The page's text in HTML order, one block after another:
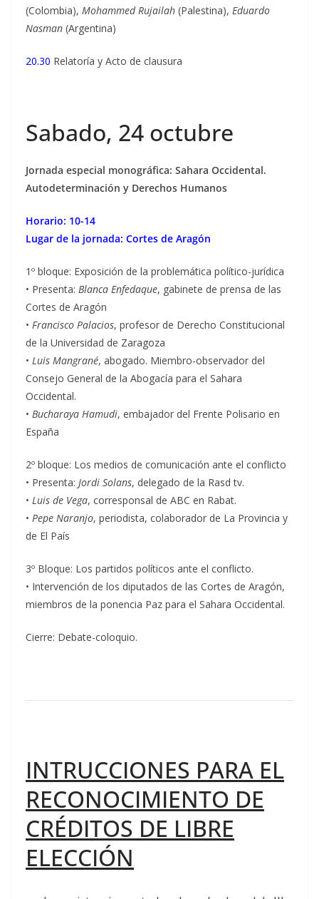
(Colombia), Mohammed Rujailah (Palestina), Eduardo
Nasman (Argentina)
20.30 Relatoría y Acto de clausura
Sabado, 24 octubre
Jornada especial monográfica: Sahara Occidental.
Autodeterminación y Derechos Humanos
Horario: 10-14
Lugar de la jornada: Cortes de Aragón
1º bloque: Exposición de la problemática político-jurídica
• Presenta: Blanca Enfedaque, gabinete de prensa de las
Cortes de Aragón
• Francisco Palacios, profesor de Derecho Constitucional
de la Universidad de Zaragoza
• Luis Mangrané, abogado. Miembro-observador del
Consejo General de la Abogacía para el Sahara
Occidental.
• Bucharaya Hamudi, embajador del Frente Polisario en
España
2º bloque: Los medios de comunicación ante el conflicto
• Presenta: Jordi Solans, delegado de la Rasd tv.
• Luis de Vega, corresponsal de ABC en Rabat.
• Pepe Naranjo, periodista, colaborador de La Provincia y
de El País
3º Bloque: Los partidos políticos ante el conflicto.
• Intervención de los diputados de las Cortes de Aragón,
miembros de la ponencia Paz para el Sahara Occidental.
Cierre: Debate-coloquio.
INTRUCCIONES PARA EL
RECONOCIMIENTO DE
CRÉDITOS DE LIBRE
ELECCIÓN